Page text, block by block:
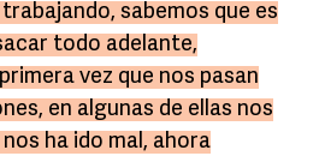
sabemos que es
todo adelante,
vez que nos pasan
en algunas de ellas nos
ha ido mal, ahora